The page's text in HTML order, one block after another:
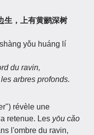
生，上有黄鹂深树
yǒu huáng lí
du ravin,
arbres profonds.
révèle une
retenue. Les yōu cǎo
l'ombre du ravin,